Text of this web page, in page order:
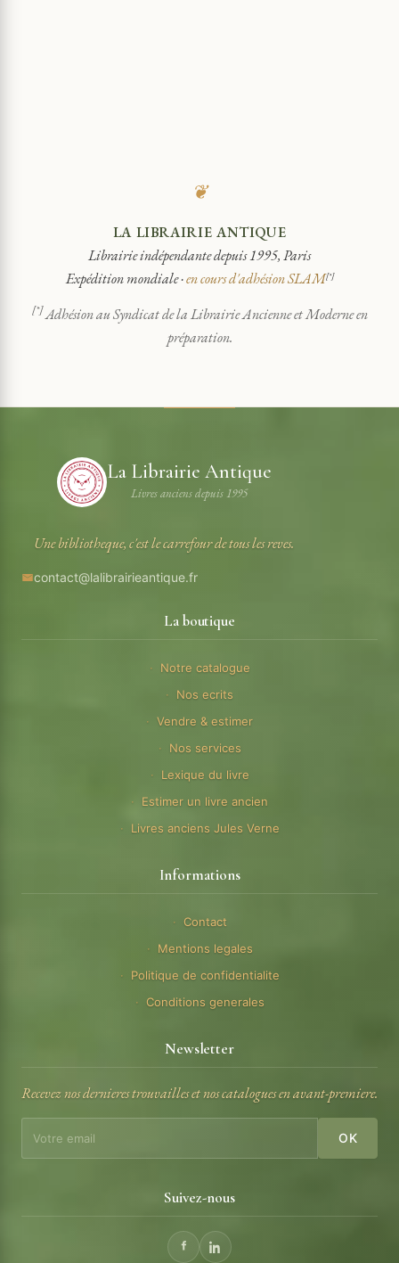
❦
LA LIBRAIRIE ANTIQUE
Librairie indépendante depuis 1995, Paris
Expédition mondiale ·en cours d'adhésion SLAM[*]
[*]Adhésion au Syndicat de la Librairie Ancienne et Moderne en
préparation.
La Librairie Antique
Livres anciens depuis 1995
Une bibliotheque, c'est le carrefour de tous les reves.
contact@lalibrairieantique.fr
La boutique
Notre catalogue
Nos ecrits
Vendre & estimer
Nos services
Lexique du livre
Estimer un livre ancien
Livres anciens Jules Verne
Informations
Contact
Mentions legales
Politique de confidentialite
Conditions generales
Newsletter
Recevez nos dernieres trouvailles et nos catalogues en avant-premiere.
OK
Suivez-nous